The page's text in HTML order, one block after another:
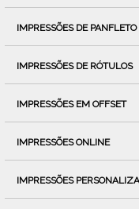
IMPRESSÕES DE PANFLETO
IMPRESSÕES DE RÓTULOS
IMPRESSÕES EM OFFSET
IMPRESSÕES ONLINE
IMPRESSÕES